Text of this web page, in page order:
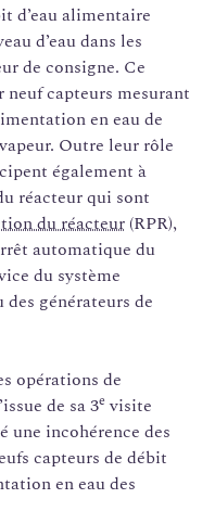
d’eau alimentaire
d’eau dans les
de consigne. Ce
neuf capteurs mesurant
en eau de
Outre leur rôle
également à
réacteur qui sont
du réacteur (RPR),
automatique du
du système
générateurs de
opérations de
de sa 3evisite
une incohérence des
capteurs de débit
en eau des